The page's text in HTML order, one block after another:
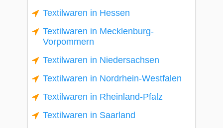
Textilwaren in Hessen
Textilwaren in Mecklenburg-
Vorpommern
Textilwaren in Niedersachsen
Textilwaren in Nordrhein-Westfalen
Textilwaren in Rheinland-Pfalz
Textilwaren in Saarland